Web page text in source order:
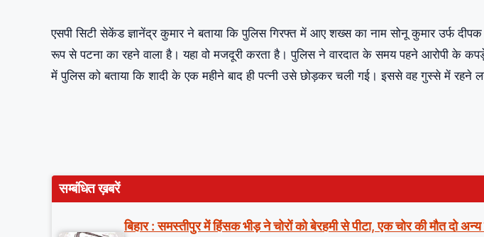
एसपी सिटी सेकेंड ज्ञानेंद्र कुमार ने बताया कि पुलिस गिरफ्त में आए शख्स का नाम सोनू कुमार उर्फ
रूप से पटना का रहने वाला है। यहा वो मजदूरी करता है। पुलिस ने वारदात के समय पहने आरोपी के
में पुलिस को बताया कि शादी के एक महीने बाद ही पत्नी उसे छोड़कर चली गई। इससे वह गुस्से में रहने
सम्बंधित ख़बरें
बिहार : समस्तीपुर में हिंसक भीड़ ने चोरों को बेरहमी से पीटा, एक चोर की मौत दो